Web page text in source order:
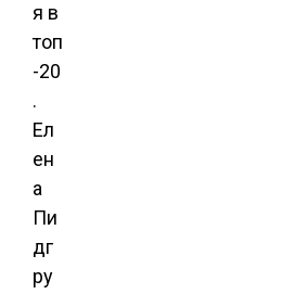
я в
топ
-20
.
Ел
ен
а
Пи
дг
ру